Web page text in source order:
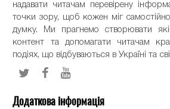
надавати читачам перевірену
точки зору, щоб кожен міг
думку. Ми прагнемо створювати
контент та допомагати читачам
подіях, що відбуваються в Україні та
Додаткова інформація